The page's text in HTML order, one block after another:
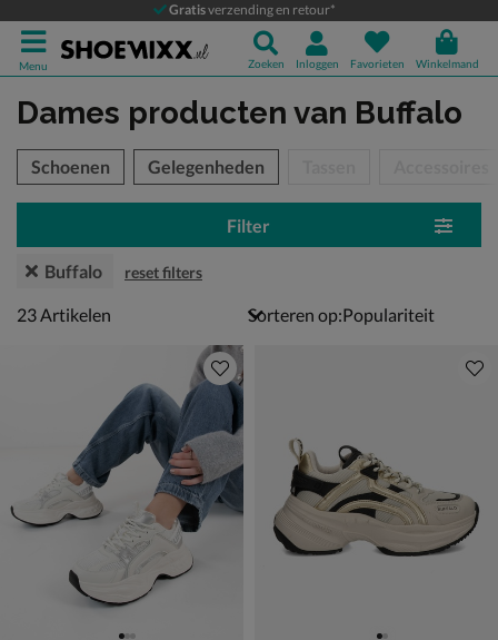
Gratisverzending en retour*
Menu Zoeken Inloggen Favorieten Winkelmand
Dames producten van Buffalo
over
Schoenen Gelegenheden
Filter
Buffalo reset filters
23 artikelen
23Artikelen Sorteren op: